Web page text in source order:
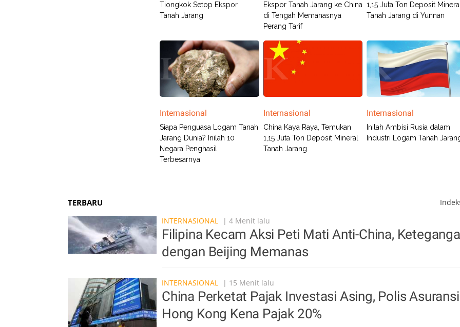
Tiongkok Setop Ekspor
Tanah Jarang
Ekspor Tanah Jarang ke China
di Tengah Memanasnya
Perang Tarif
1,15 Juta Ton Deposit Mineral
Tanah Jarang di Yunnan
Internasional
Siapa Penguasa Logam Tanah
Jarang Dunia? Inilah 10
Negara Penghasil
Terbesarnya
Internasional
China Kaya Raya, Temukan
1,15 Juta Ton Deposit Mineral
Tanah Jarang
Internasional
Inilah Ambisi Rusia dalam
Industri Logam Tanah
TERBARU
INTERNASIONAL
| 4 Menit lalu
Filipina Kecam Aksi Peti Mati Anti-China,
dengan Beijing Memanas
INTERNASIONAL | 15 Menit lalu
China Perketat Pajak Investasi Asing, Polis Asuransi
Hong Kong Kena Pajak 20%